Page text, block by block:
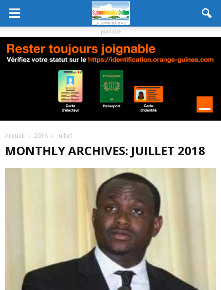
publicité
Accueil 2018 juillet
MONTHLY ARCHIVES: JUILLET 2018